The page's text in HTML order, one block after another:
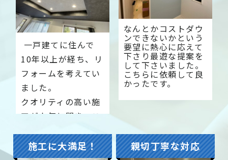
一戸建てに住んで
10年以上が経ち、リ
フォームを考えてい
ました。
クオリティの高い施
工が人気と聞き、こ
とにしました。
なんとかコストダウ
ンできないかという
要望に熱心に応えて
下さり最遊な提案を
して下さいました。
こちらに依頼して良
かったです。
施工に大満足！ 親切丁寧な対応